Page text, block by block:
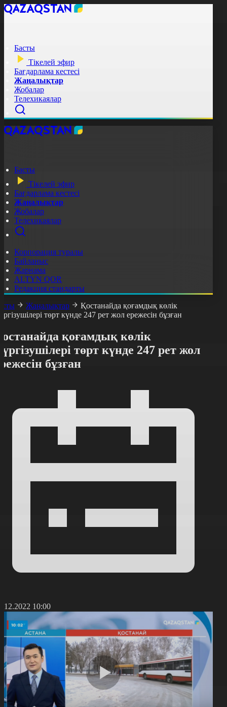
Басты
Тікелей эфир
Бағдарлама кестесі
Жаңалықтар
Жобалар
Телехикаялар
Басты
Тікелей эфир
Бағдарлама кестесі
Жаңалықтар
Жобалар
Телехикаялар
Корпорация туралы
Байланыс
Жарнама
ALTYN QOR
Редакция стандарты
Жаңалықтар
Қостанайда қоғамдық көлік
төрт күнде 247 рет жол ережесін бұзған
қоғамдық көлік
төрт күнде 247 рет жол
бұзған
10:00